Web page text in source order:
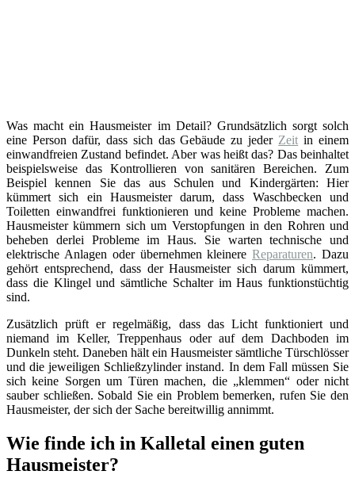
Was macht ein Hausmeister im Detail? Grundsätzlich sorgt solch
eine Person dafür, dass sich das Gebäude zu jeder Zeit in einem
einwandfreien Zustand befindet. Aber was heißt das? Das beinhaltet
beispielsweise das Kontrollieren von sanitären Bereichen. Zum
Beispiel kennen Sie das aus Schulen und Kindergärten: Hier
kümmert sich ein Hausmeister darum, dass Waschbecken und
Toiletten einwandfrei funktionieren und keine Probleme machen.
Hausmeister kümmern sich um Verstopfungen in den Rohren und
beheben derlei Probleme im Haus. Sie warten technische und
elektrische Anlagen oder übernehmen kleinereReparaturen. Dazu
gehört entsprechend, dass der Hausmeister sich darum kümmert,
dass die Klingel und sämtliche Schalter im Haus funktionstüchtig
sind.
Zusätzlich prüft er regelmäßig, dass das Licht funktioniert und
niemand im Keller, Treppenhaus oder auf dem Dachboden im
Dunkeln steht. Daneben hält ein Hausmeister sämtliche Türschlösser
und die jeweiligen Schließzylinder instand. In dem Fall müssen Sie
sich keine Sorgen um Türen machen, die „klemmen“ oder nicht
sauber schließen. Sobald Sie ein Problem bemerken, rufen Sie den
Hausmeister, der sich der Sache bereitwillig annimmt.
Wie finde ich in Kalletal einen guten
Hausmeister?